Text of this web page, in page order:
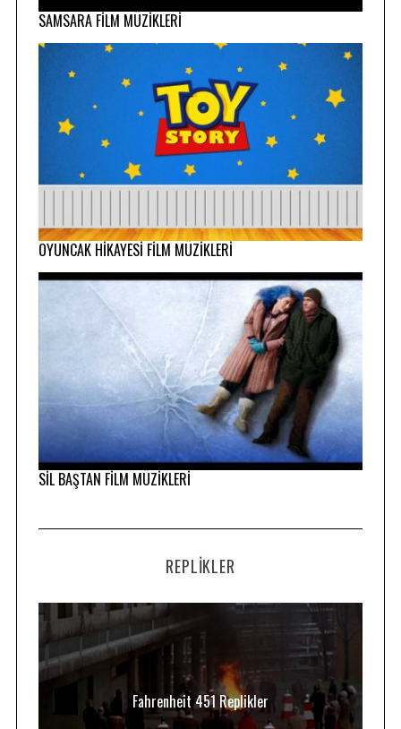
SAMSARA FİLM MÜZİKLERİ
OYUNCAK HİKAYESİ FİLM MÜZİKLERİ
SİL BAŞTAN FİLM MÜZİKLERİ
REPLIKLER
Fahrenheit 451 Replikler